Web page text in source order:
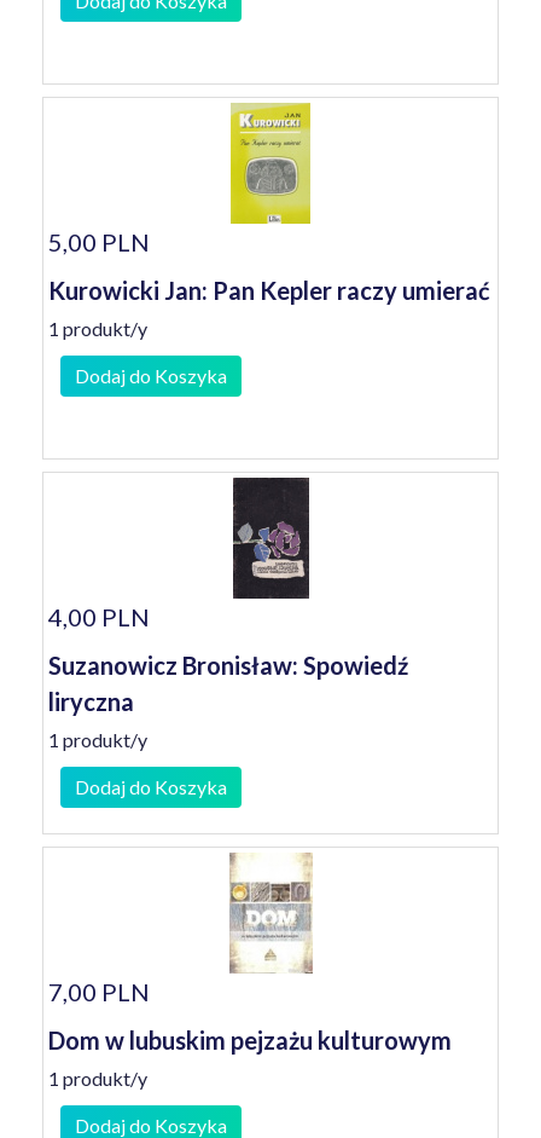
5,00 PLN
Kurowicki Jan: Pan Kepler raczy umierać
1 produkt/y
Dodaj do Koszyka
4,00 PLN
Suzanowicz Bronisław: Spowiedź
liryczna
1 produkt/y
Dodaj do Koszyka
7,00 PLN
Dom w lubuskim pejzażu kulturowym
1 produkt/y
Dodaj do Koszyka